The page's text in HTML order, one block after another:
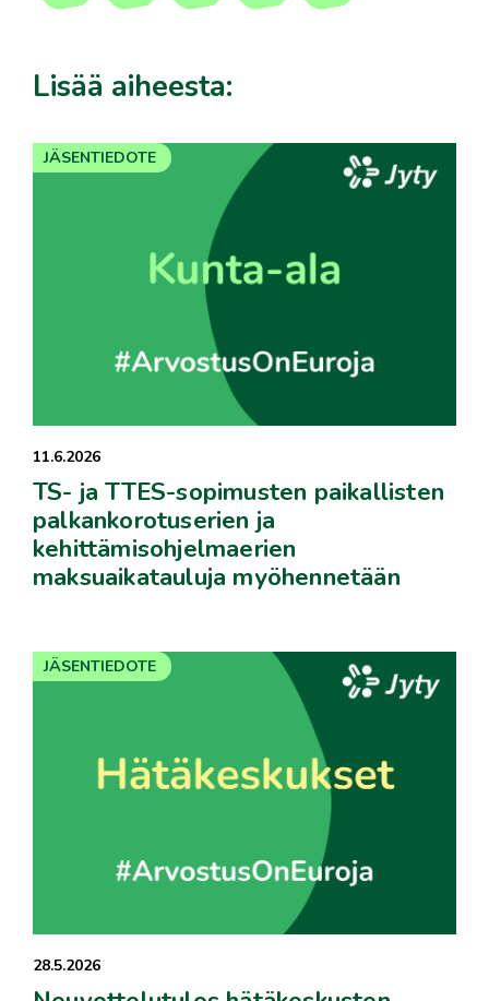
Lisää aiheesta:
11.6.2026
TS- ja TTES-sopimusten paikallisten
palkankorotuserien ja
kehittämisohjelmaerien
maksuaikatauluja myöhennetään
JÄSENTIEDOTE
28.5.2026
JÄSENTIEDOTE